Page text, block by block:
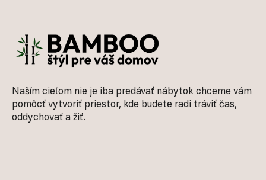
Naším cieľom nie je iba predávať nábytok chceme vám
pomôcť vytvoriť priestor, kde budete radi tráviť čas,
oddychovať a žiť.